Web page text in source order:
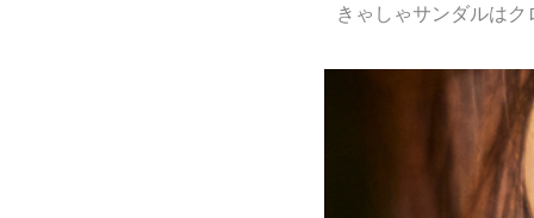
きゃしゃサンダルは